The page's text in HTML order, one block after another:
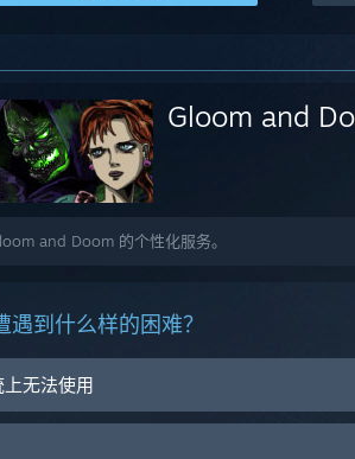
Gloom and
and Doom 的个性化服务。
到什么样的困难？
无法使用